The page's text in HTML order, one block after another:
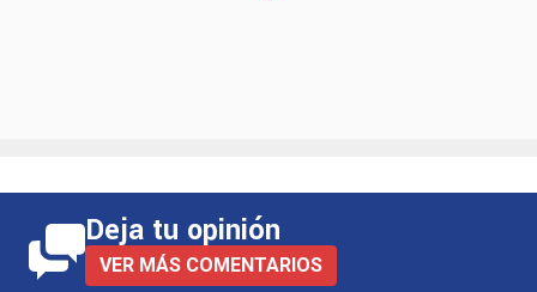
Deja tu opinión
VER MÁS COMENTARIOS